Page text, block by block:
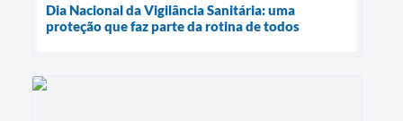
Dia Nacional da Vigilância Sanitária: uma
proteção que faz parte da rotina de todos